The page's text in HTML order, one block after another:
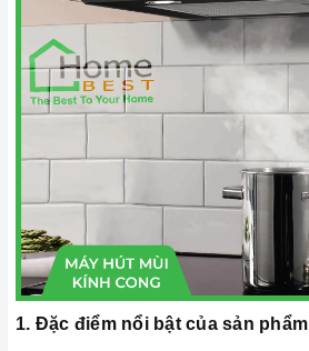
1. Đặc điểm nổi bật của sản phẩm